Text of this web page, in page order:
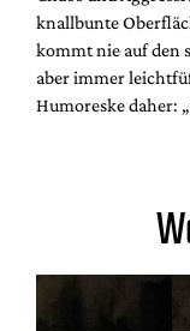
knallbunte
kommt nie auf den
aber immer
Humoreske daher: